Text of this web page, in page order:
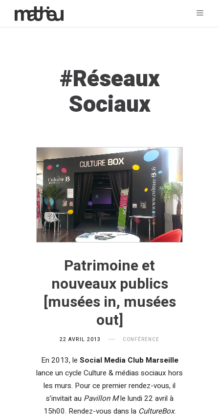
Tag:
Réseaux
Sociaux
Patrimoine et
nouveaux publics
[musées in, musées
out]
22 AVRIL 2013 CONFÉRENCE
En 2013, le Social Media Club Marseille
lance un cycle Culture & médias sociaux hors
les murs. Pour ce premier rendez-vous, il
s’invitait au Pavillon Mle lundi 22 avril à
15h00. Rendez-vous dans la CultureBox.